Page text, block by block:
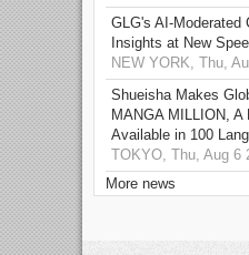
GLG's AI-Moderated
Insights at New
NEW YORK, Thu,
Shueisha Makes
MANGA MILLION, A
Available in 100
TOKYO, Thu, Aug 6
More news